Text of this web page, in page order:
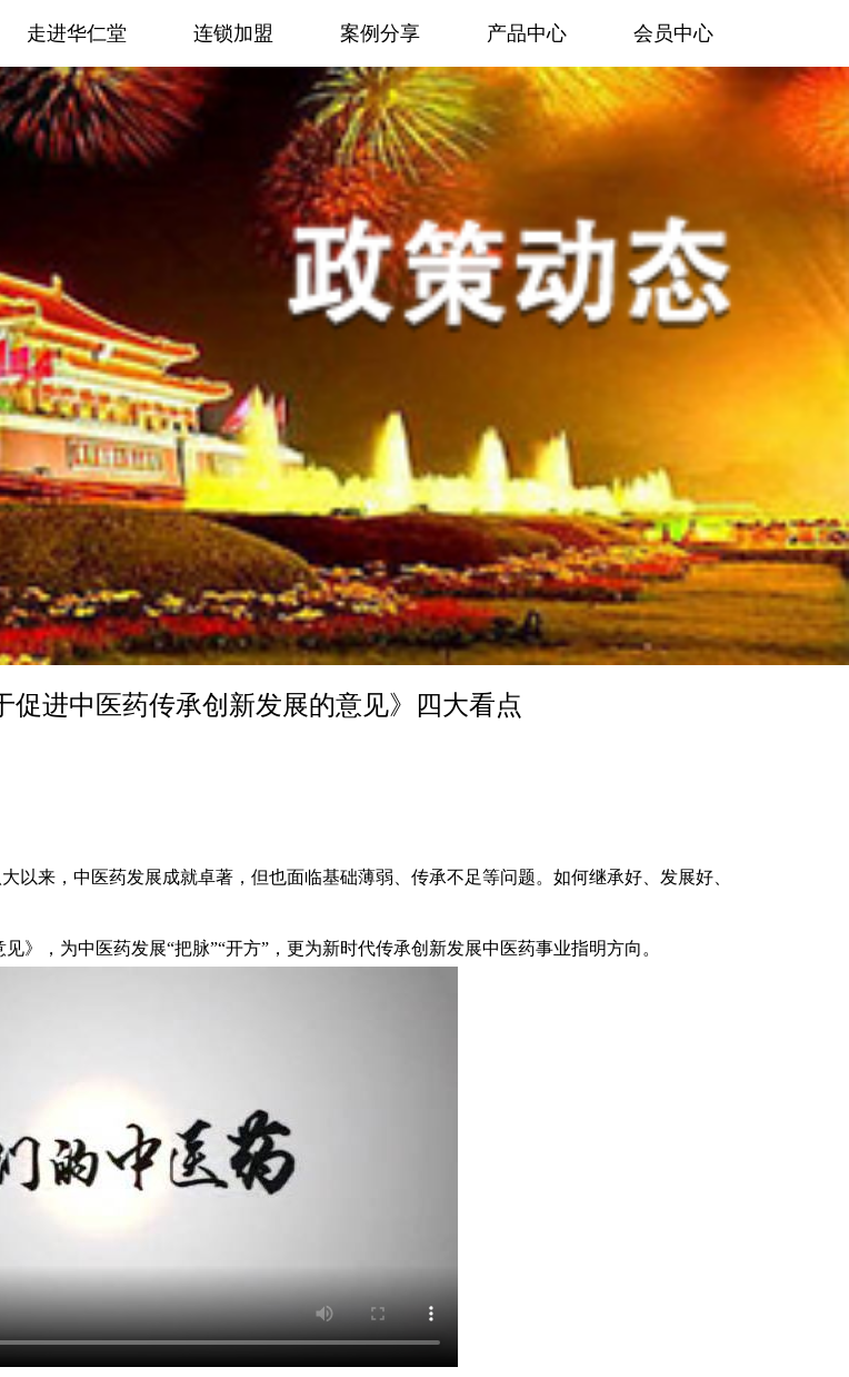
走进华仁堂 连锁加盟 案例分享 产品中心 会员中心
进中医药传承创新发展的意见》四大看点
来，中医药发展成就卓著，但也面临基础薄弱、传承不足等问题。如何继承好、发展好、
，为中医药发展“把脉”“开方”，更为新时代传承创新发展中医药事业指明方向。